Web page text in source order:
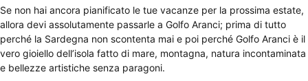
Se non hai ancora pianificato le tue vacanze per la prossima estate,
allora devi assolutamente passarle a Golfo Aranci; prima di tutto
perché la Sardegna non scontenta mai e poi perché Golfo Aranci è il
vero gioiello dell’isola fatto di mare, montagna, natura incontaminata
e bellezze artistiche senza paragoni.